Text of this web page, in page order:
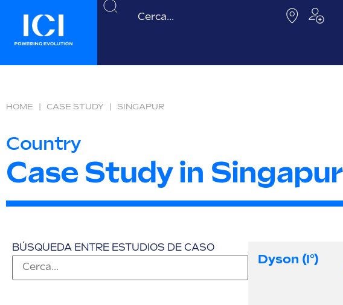
HOME CASE STUDY SINGAPUR
Country
Case Study in Singapur
BÚSQUEDA ENTRE ESTUDIOS DE CASO
Dyson (I°)